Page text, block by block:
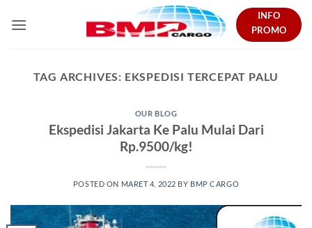
INFO
PROMO
TAG ARCHIVES: EKSPEDISI TERCEPAT PALU
OUR BLOG
Ekspedisi Jakarta Ke Palu Mulai Dari
Rp.9500/kg!
POSTED ON MARET 4, 2022 BY BMP CARGO